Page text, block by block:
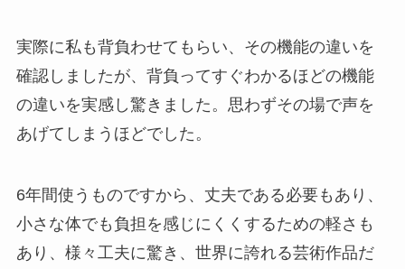
実際に私も背負わせてもらい、その機能の違いを
確認しましたが、背負ってすぐわかるほどの機能
の違いを実感し驚きました。思わずその場で声を
あげてしまうほどでした。
6年間使うものですから、丈夫である必要もあり、
小さな体でも負担を感じにくくするための軽さも
あり、様々工夫に驚き、世界に誇れる芸術作品だ